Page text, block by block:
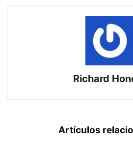
Richard
Artículos